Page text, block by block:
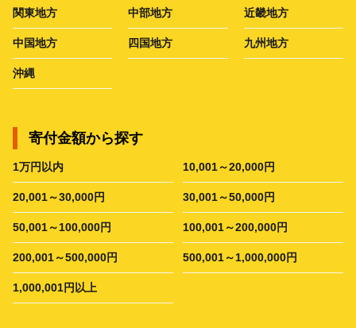
関東地方 中部地方 近畿地方
中国地方 四国地方 九州地方
沖縄
寄付金額から探す
1万円以内 10,001～20,000円
20,001～30,000円 30,001～50,000円
50,001～100,000円 100,001～200,000円
200,001～500,000円 500,001～1,000,000円
1,000,001円以上